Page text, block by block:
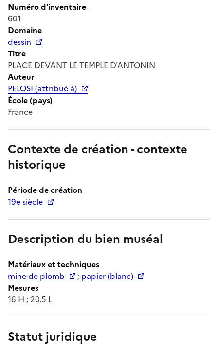
Numéro d'inventaire
601
Domaine
dessin
Titre
PLACE DEVANT LE TEMPLE D'ANTONIN
Auteur
PELOSI (attribué à)
École (pays)
France
Contexte de création - contexte
historique
Période de création
19e siècle
Description du bien muséal
Matériaux et techniques
mine de plomb
; papier (blanc)
Mesures
16 H ; 20.5 L
Statut juridique